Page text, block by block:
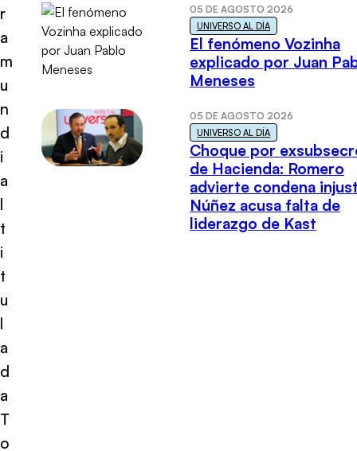
r
a
m
u
n
d
i
a
l
t
i
t
u
l
a
d
a
T
o
05 DE AGOSTO 2026
UNIVERSO AL DÍA
El fenómeno Vozinha
explicado por Juan
Meneses
05 DE AGOSTO 2026
UNIVERSO AL DÍA
Choque por
de Hacienda: Romero
advierte condena
Núñez acusa falta de
liderazgo de Kast